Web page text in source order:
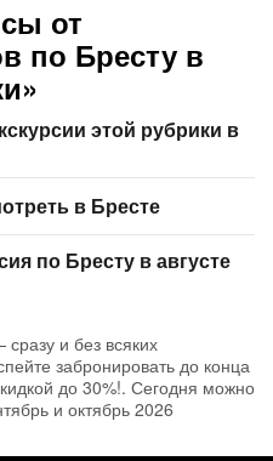
от
по Бресту в
этой рубрики в
в Бресте
по Бресту в августе
и без всяких
забронировать до конца
до 30%!. Сегодня можно
и октябрь 2026